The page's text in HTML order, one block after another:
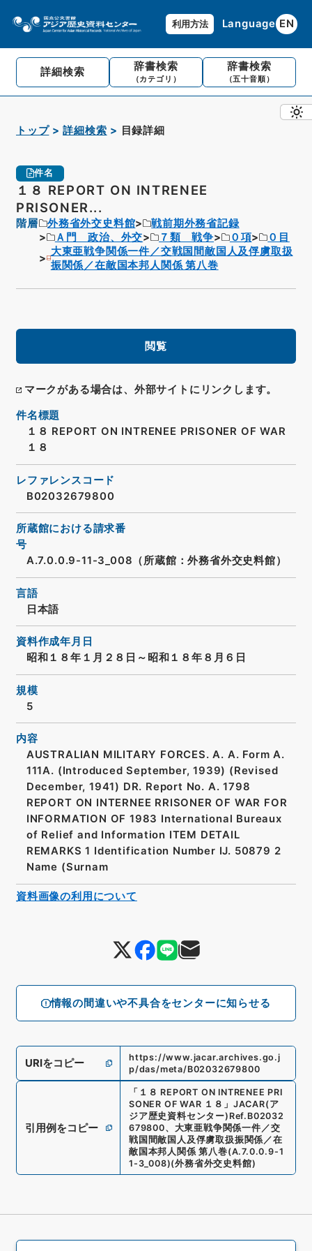
利用方法 Language EN
詳細検索 辞書検索
（カテゴリ）
辞書検索
（五十音順）
トップ 詳細検索 目録詳細
件名
１８ REPORT ON INTRENEE
PRISONER...
階層 外務省外交史料館
戦前期外務省記録
Ａ門 政治、外交
７類 戦争 ０項
０目
大東亜戦争関係一件／交戦国間敵国人及俘虜取扱
振関係／在敵国本邦人関係 第八巻
閲覧
マークがある場合は、外部サイトにリンクします。
情報の間違いや不具合をセンターに知らせる
件名標題
１８ REPORT ON INTRENEE PRISONER OF WAR
１８
レファレンスコード
B02032679800
所蔵館における請求番
号
A.7.0.0.9-11-3_008（所蔵館：外務省外交史料館）
言語
日本語
資料作成年月日
昭和１８年１月２８日～昭和１８年８月６日
規模
5
内容
AUSTRALIAN MILITARY FORCES. A. A. Form A.
111A. (Introduced September, 1939) (Revised
December, 1941) DR. Report No. A. 1798
REPORT ON INTERNEE RRISONER OF WAR FOR
INFORMATION OF 1983 International Bureaux
of Relief and Information ITEM DETAIL
REMARKS 1 Identification Number IJ. 50879 2
Name (Surnam
URIをコピー
https://www.jacar.archives.go.j
p/das/meta/B02032679800
引用例をコピー
「 １８ REPORT ON INTRENEE PRI
SONER OF WAR １８ 」 JACAR(ア
ジア歴史資料センター) Ref. B02032
679800、 大東亜戦争関係一件／交
戦国間敵国人及俘虜取扱振関係／在
敵国本邦人関係 第八巻(A.7.0.0.9-1
1-3_008)(外務省外交史料館)
資料画像の利用について